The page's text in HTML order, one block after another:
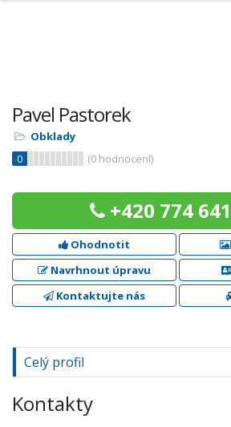
Pavel Pastorek
Obklady
0
(0 hodnocení)
+420 774
Ohodnotit
Navrhnout úpravu
Kontaktujte nás
Celý profil
Kontakty